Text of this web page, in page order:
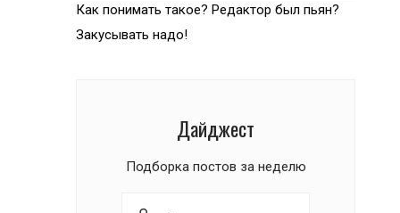
Как понимать такое? Редактор был пьян?
Закусывать надо!
Дайджест
Подборка постов за неделю